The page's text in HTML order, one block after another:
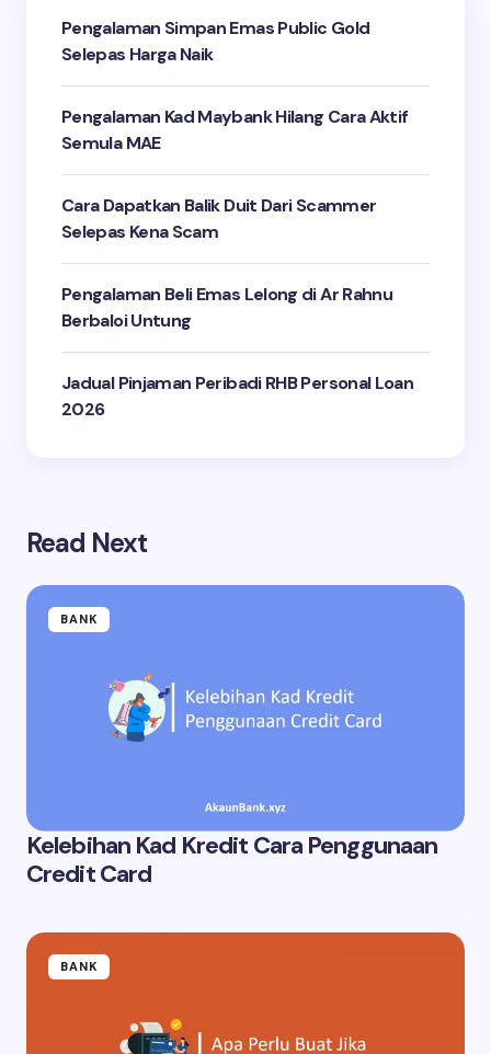
Pengalaman Simpan Emas Public Gold
Selepas Harga Naik
Pengalaman Kad Maybank Hilang Cara Aktif
Semula MAE
Cara Dapatkan Balik Duit Dari Scammer
Selepas Kena Scam
Pengalaman Beli Emas Lelong di Ar Rahnu
Berbaloi Untung
Jadual Pinjaman Peribadi RHB Personal Loan
2026
Read Next
BANK
Kelebihan Kad Kredit Cara Penggunaan
Credit Card
BANK